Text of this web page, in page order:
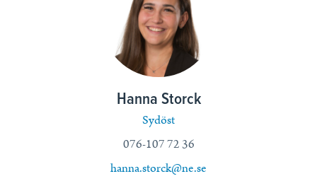
Hanna Storck
Sydöst
076-107 72 36
hanna.storck@ne.se